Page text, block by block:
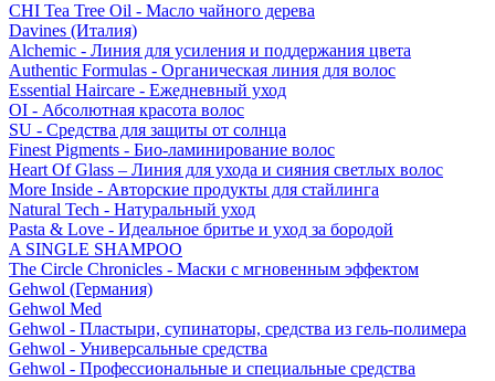
CHI Tea Tree Oil - Масло чайного дерева
Davines (Италия)
Alchemic - Линия для усиления и поддержания цвета
Authentic Formulas - Органическая линия для волос
Essential Haircare - Eжедневный уход
OI - Абсолютная красота волос
SU - Средства для защиты от солнца
Finest Pigments - Био-ламинирование волос
Heart Of Glass – Линия для ухода и сияния светлых волос
More Inside - Авторские продукты для стайлинга
Natural Tech - Натуральный уход
Pasta & Love - Идеальное бритье и уход за бородой
A SINGLE SHAMPOO
The Circle Chronicles - Маски с мгновенным эффектом
Gehwol (Германия)
Gehwol Med
Gehwol - Пластыри, супинаторы, средства из гель-полимера
Gehwol - Универсальные средства
Gehwol - Профессиональные и специальные средства